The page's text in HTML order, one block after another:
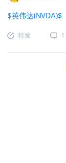
$英伟达(NVDA)$
转发 1